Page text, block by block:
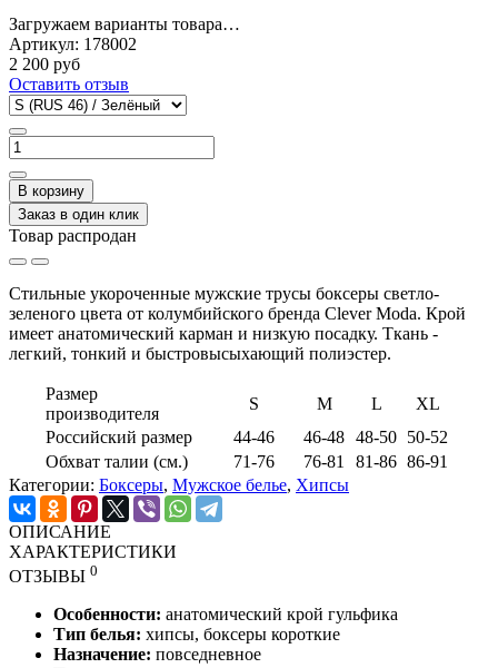
Загружаем варианты товара…
Артикул: 178002
2 200 руб
Оставить отзыв
В корзину
Заказ в один клик
Товар распродан
Стильные укороченные мужские трусы боксеры светло-
зеленого цвета от колумбийского бренда Clever Moda. Крой
имеет анатомический карман и низкую посадку. Ткань -
легкий, тонкий и быстровысыхающий полиэстер.
Размер
производителя
S M L
XL
Российский размер
44-46 46-48 48-50 50-52
Обхват талии (см.)
71-76 76-81 81-86 86-91
Категории: Боксеры, Мужское белье, Хипсы
ОПИСАНИЕ
ХАРАКТЕРИСТИКИ
ОТЗЫВЫ 0
Особенности: анатомический крой гульфика
Тип белья: хипсы, боксеры короткие
Назначение: повседневное